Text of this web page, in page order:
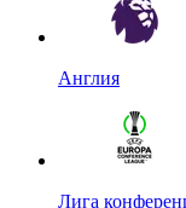
Англия
Лига